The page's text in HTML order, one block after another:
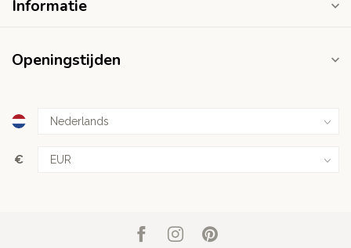
Informatie
Openingstijden
€